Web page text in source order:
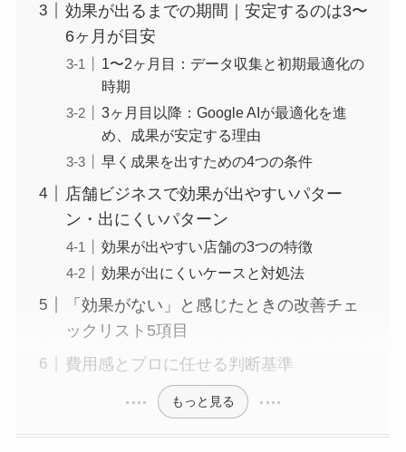
効果が出るまでの期間｜安定するのは3〜
6ヶ月が目安
1〜2ヶ月目：データ収集と初期最適化の
時期
3ヶ月目以降：Google AIが最適化を進
め、成果が安定する理由
早く成果を出すための4つの条件
店舗ビジネスで効果が出やすいパター
ン・出にくいパターン
効果が出やすい店舗の3つの特徴
効果が出にくいケースと対処法
「効果がない」と感じたときの改善チェ
ックリスト5項目
費用感とプロに任せる判断基準
もっと見る